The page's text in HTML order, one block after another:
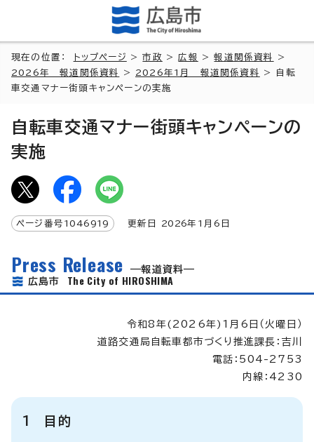
現在の位置： トップページ >市政 >広報 >報道関係資料
>
2026年 報道関係資料
> 2026年1月 報道関係資料
> 自転
車交通マナー街頭キャンペーンの実施
自転車交通マナー街頭キャンペーンの
実施
ページ番号 1046919 更新日 2026年1月6日
Press Release
報道資料
広島市 The City of HIROSHIMA
令和8年(2026年)1月6日（火曜日）
道路交通局自転車都市づくり推進課長：吉川
電話：504-2753
内線：4230
1 目的